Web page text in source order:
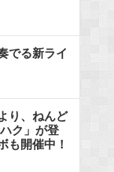
でる新ライ
り、ねんど
ク」が登
も開催中！